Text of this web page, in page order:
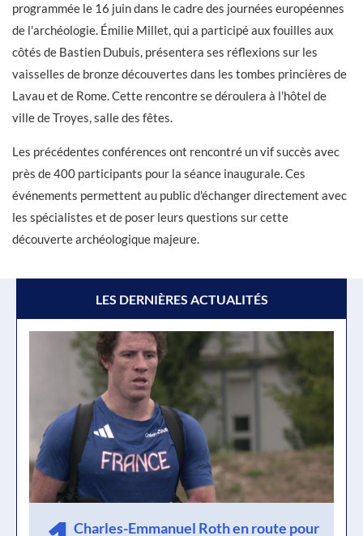
programmée le 16 juin dans le cadre des journées européennes
de l'archéologie. Émilie Millet, qui a participé aux fouilles aux
côtés de Bastien Dubuis, présentera ses réflexions sur les
vaisselles de bronze découvertes dans les tombes princières de
Lavau et de Rome. Cette rencontre se déroulera à l'hôtel de
ville de Troyes, salle des fêtes.
Les précédentes conférences ont rencontré un vif succès avec
près de 400 participants pour la séance inaugurale. Ces
événements permettent au public d'échanger directement avec
les spécialistes et de poser leurs questions sur cette
découverte archéologique majeure.
LES DERNIÈRES ACTUALITÉS
Charles-Emmanuel Roth en route pour